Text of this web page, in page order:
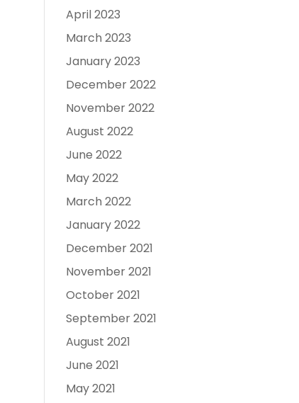
April 2023
March 2023
January 2023
December 2022
November 2022
August 2022
June 2022
May 2022
March 2022
January 2022
December 2021
November 2021
October 2021
September 2021
August 2021
June 2021
May 2021